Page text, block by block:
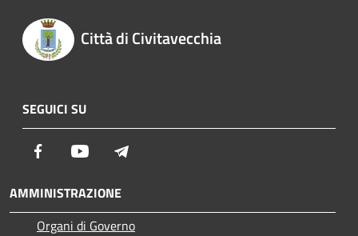
Città di Civitavecchia
SEGUICI SU
Facebook Youtube
AMMINISTRAZIONE
Organi di Governo